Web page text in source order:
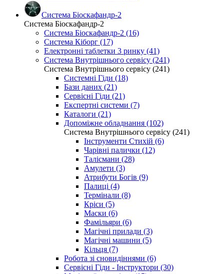
Система Біоскафандр-2
Система Біоскафандр-2
Система Біоскафандр-2 (16)
Система Кіборг (17)
Електронні таблетки 3 ринку (41)
Система Внутрішнього сервісу (241)
Система Внутрішнього сервісу (241)
Системні Гіди (18)
Бази даних (21)
Сервісні Гіди (21)
Експертні системи (7)
Каталоги (21)
Допоміжне обладнання (102)
Система Внутрішнього сервісу (241)
Інструменти Стихій (6)
Чарівні палички (12)
Талісмани (28)
Амулети (3)
Атрибути Богів (9)
Палиці (4)
Термінали (8)
Кріси (5)
Маски (6)
Фамільяри (6)
Магічні прилади (3)
Магічні машини (5)
Кільця (7)
Робота зі сновидіннями (6)
Сервісні Гіди - Інструктори (30)